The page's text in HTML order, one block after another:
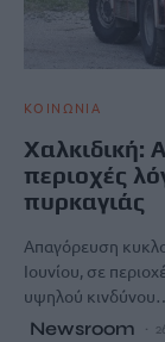
ΚΟΙΝΩΝΙΑ
Χαλκιδική:
περιοχές
πυρκαγιάς
Απαγόρευση
Ιουνίου, σε
υψηλού
Newsroom